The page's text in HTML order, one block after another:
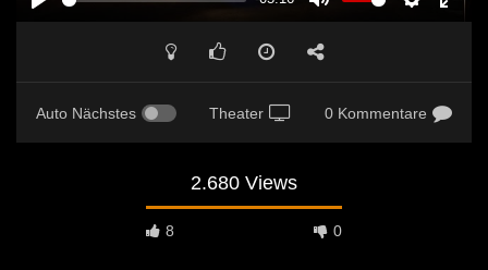
PLAY MUTE SETTINGS
Auto Nächstes Theater 0 Kommentare
2.680 Views
8 0